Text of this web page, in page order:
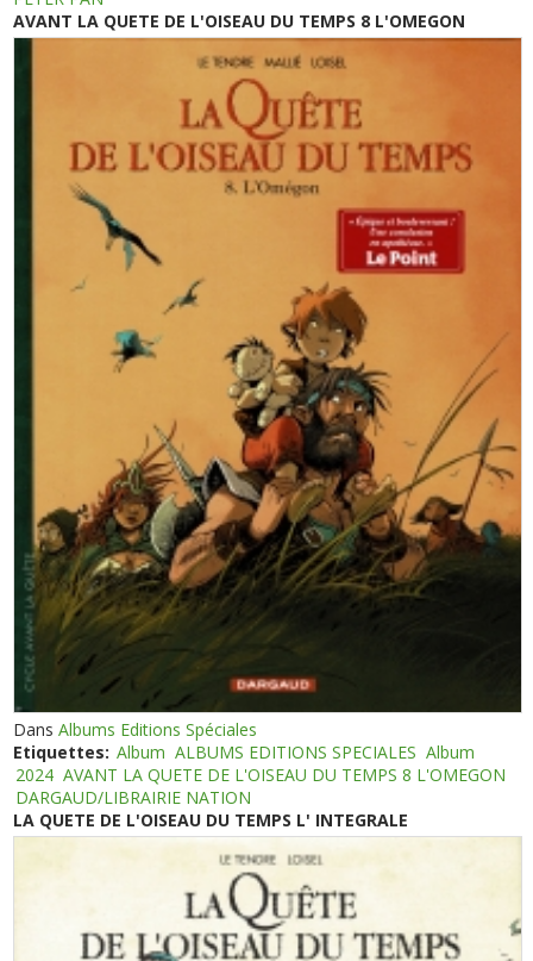
AVANT LA QUETE DE L'OISEAU DU TEMPS 8 L'OMEGON
DansAlbums Editions Spéciales
Etiquettes: Album ALBUMS EDITIONS SPECIALES Album
2024 AVANT LA QUETE DE L'OISEAU DU TEMPS 8 L'OMEGON
DARGAUD/LIBRAIRIE NATION
LA QUETE DE L'OISEAU DU TEMPS L' INTEGRALE